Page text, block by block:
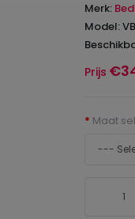
Merk:
Model:
Prijs
Maat